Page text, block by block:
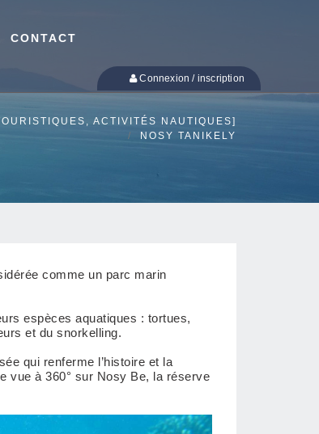
CONTACT
Connexion / inscription
ACTIVITÉS NAUTIQUES]
NOSY TANIKELY
comme un parc marin
espèces aquatiques : tortues,
et du snorkelling.
qui renferme l’histoire et la
vue à 360° sur Nosy Be, la réserve